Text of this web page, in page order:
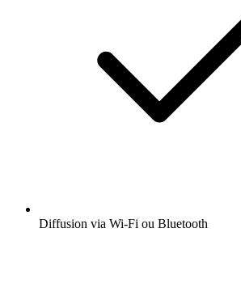
Diffusion via Wi-Fi ou Bluetooth